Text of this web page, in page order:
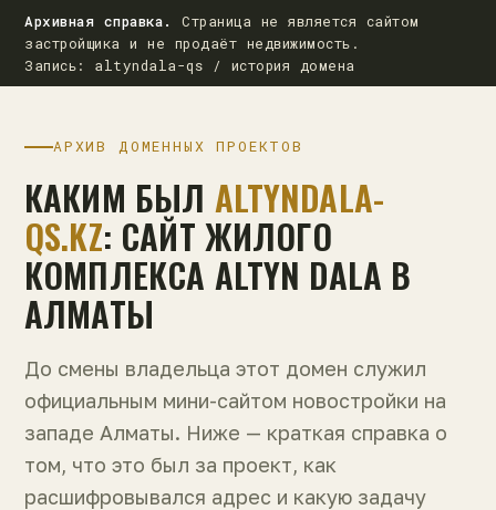
Архивная справка.
Страница не является сайтом
застройщика и не продаёт недвижимость.
Запись: altyndala-qs / история домена
АРХИВ ДОМЕННЫХ ПРОЕКТОВ
КАКИМ БЫЛ ALTYNDALA-
QS.KZ: САЙТ ЖИЛОГО
КОМПЛЕКСА ALTYN DALA В
АЛМАТЫ
До смены владельца этот домен служил
официальным мини-сайтом новостройки на
западе Алматы. Ниже — краткая справка о
том, что это был за проект, как
расшифровывался адрес и какую задачу